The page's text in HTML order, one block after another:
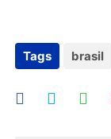
Tags brasil